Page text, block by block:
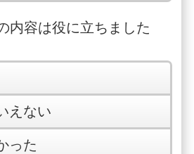
内容は役に立ちました
えない
った